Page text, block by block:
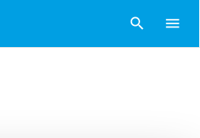
search menu